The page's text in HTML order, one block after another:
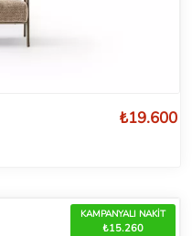
₺19.600
KAMPANYALI NAKİT
₺15.260